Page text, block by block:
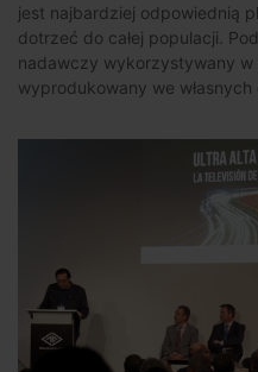
jest najbardziej odpowiednią
dotrzeć do całej populacji.
nadawczy wykorzystywany w
wyprodukowany we